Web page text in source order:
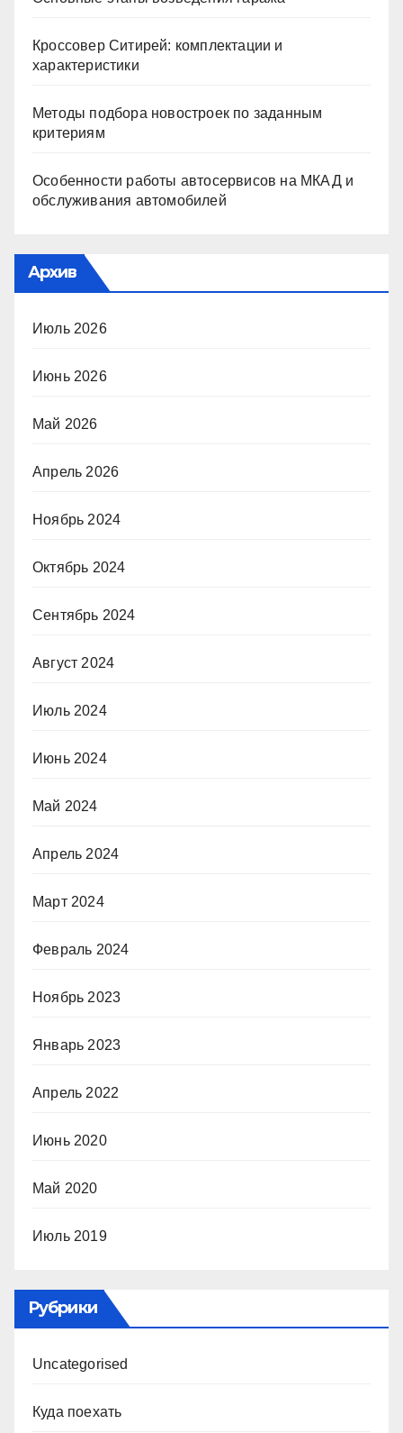
Кроссовер Ситирей: комплектации и
характеристики
Методы подбора новостроек по заданным
критериям
Особенности работы автосервисов на МКАД и
обслуживания автомобилей
Архив
Июль 2026
Июнь 2026
Май 2026
Апрель 2026
Ноябрь 2024
Октябрь 2024
Сентябрь 2024
Август 2024
Июль 2024
Июнь 2024
Май 2024
Апрель 2024
Март 2024
Февраль 2024
Ноябрь 2023
Январь 2023
Апрель 2022
Июнь 2020
Май 2020
Июль 2019
Рубрики
Uncategorised
Куда поехать